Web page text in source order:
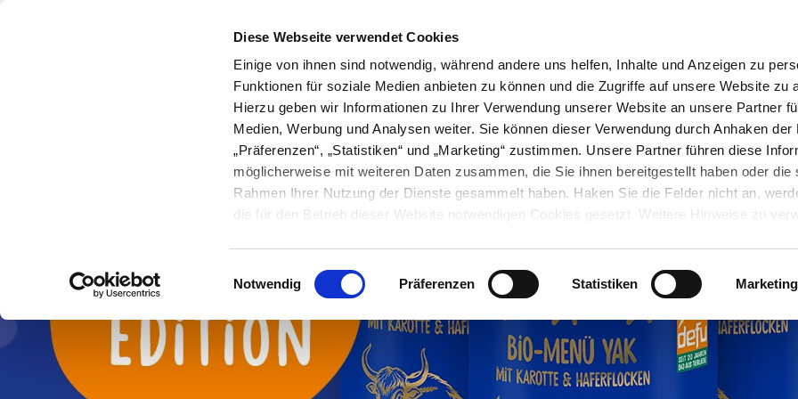
Diese Webseite verwendet Cookies
Einige von ihnen sind notwendig, während andere uns helfen, Inhalte und Anzeigen zu
Funktionen für soziale Medien anbieten zu können und die Zugriffe auf unsere Website zu
Hierzu geben wir Informationen zu Ihrer Verwendung unserer Website an unsere Partner
Medien, Werbung und Analysen weiter. Sie können dieser Verwendung durch Anhaken der
„Präferenzen“, „Statistiken“ und „Marketing“ zustimmen. Unsere Partner führen diese
möglicherweise mit weiteren Daten zusammen, die Sie ihnen bereitgestellt haben oder die
Rahmen Ihrer Nutzung der Dienste gesammelt haben. Haken Sie die Felder nicht an,
die für den Betrieb dieser Website notwendigen Cookies gesetzt. Weitere Hinweise zu
Einwilligungsauswahl
Notwendig Präferenzen Statistiken Marketing
Ratgeber
Magazin
KATZE NUTZTIERE VÖGEL ZUSÄTZE ZUBEHÖR